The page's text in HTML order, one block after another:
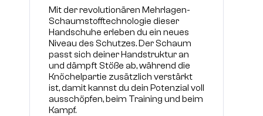
Mit der revolutionären Mehrlagen-
Schaumstofftechnologie dieser
Handschuhe erleben du ein neues
Niveau des Schutzes. Der Schaum
passt sich deiner Handstruktur an
und dämpft Stöße ab, während die
Knöchelpartie zusätzlich verstärkt
ist, damit kannst du dein Potenzial voll
ausschöpfen, beim Training und beim
Kampf.